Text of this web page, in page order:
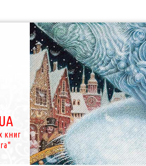
книг